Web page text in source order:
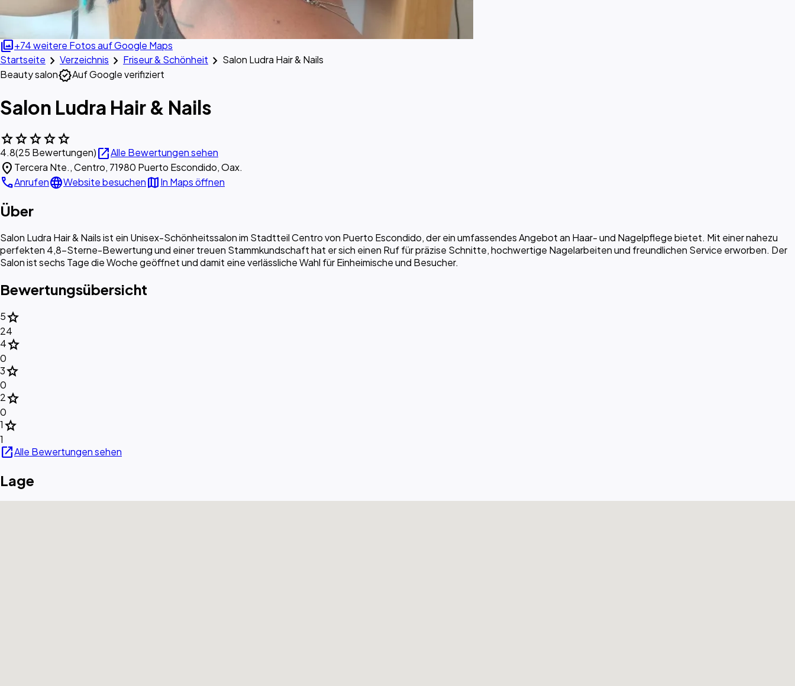
photo_library+74 weitere Fotos auf Google Maps
Startseite chevron_right Verzeichnis chevron_right Friseur & Schönheit chevron_right Salon Ludra Hair & Nails
Beauty salonverifiedAuf Google verifiziert
Salon Ludra Hair & Nails
starstarstarstarstar
4.8(25 Bewertungen)open_in_newAlle Bewertungen sehen
location_on Tercera Nte., Centro, 71980 Puerto Escondido, Oax.
callAnrufenlanguageWebsite besuchenmapIn Maps öffnen
Über
Salon Ludra Hair & Nails ist ein Unisex-Schönheitssalon im Stadtteil Centro von Puerto Escondido, der ein umfassendes Angebot an Haar- und Nagelpflege bietet. Mit einer nahezu
perfekten 4,8-Sterne-Bewertung und einer treuen Stammkundschaft hat er sich einen Ruf für präzise Schnitte, hochwertige Nagelarbeiten und freundlichen Service erworben. Der
Salon ist sechs Tage die Woche geöffnet und damit eine verlässliche Wahl für Einheimische und Besucher.
Bewertungsübersicht
5star
24
4star
0
3star
0
2star
0
1star
1
open_in_newAlle Bewertungen sehen
Lage